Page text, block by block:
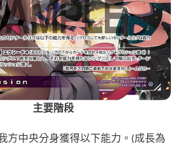
主要階段
方中央分身獲得以下能力。(成長為